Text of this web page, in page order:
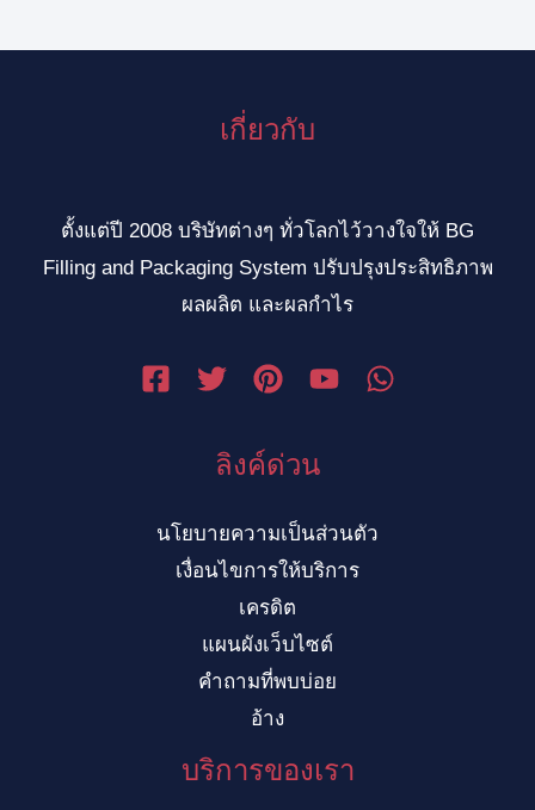
เกี่ยวกับ
ตั้งแต่ปี 2008 บริษัทต่างๆ ทั่วโลกไว้วางใจให้ BG
Filling and Packaging System ปรับปรุงประสิทธิภาพ
ผลผลิต และผลกำไร
ลิงค์ด่วน
นโยบายความเป็นส่วนตัว
เงื่อนไขการให้บริการ
เครดิต
แผนผังเว็บไซต์
คำถามที่พบบ่อย
อ้าง
บริการของเรา